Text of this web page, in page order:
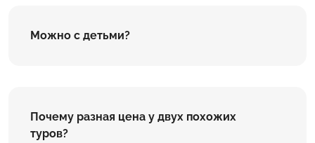
Можно с детьми?
Почему разная цена у двух похожих
туров?